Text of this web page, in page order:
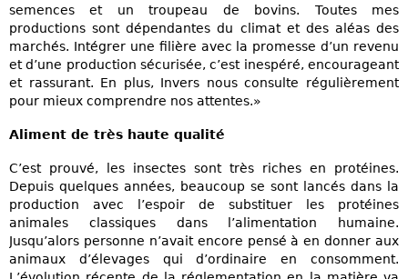
semences et un troupeau de bovins. Toutes mes
productions sont dépendantes du climat et des aléas des
marchés. Intégrer une filière avec la promesse d’un revenu
et d’une production sécurisée, c’est inespéré, encourageant
et rassurant. En plus, Invers nous consulte régulièrement
pour mieux comprendre nos attentes.»
Aliment de très haute qualité
C’est prouvé, les insectes sont très riches en protéines.
Depuis quelques années, beaucoup se sont lancés dans la
production avec l’espoir de substituer les protéines
animales classiques dans l’alimentation humaine.
Jusqu’alors personne n’avait encore pensé à en donner aux
animaux d’élevages qui d’ordinaire en consomment.